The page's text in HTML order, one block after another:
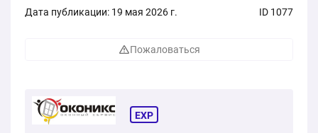
Дата публикации: 19 мая 2026 г.
Пожаловаться
ID 1077
EXP